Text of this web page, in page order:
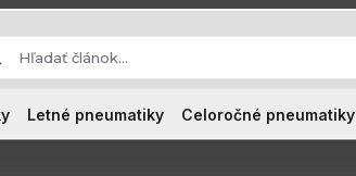
Letné pneumatiky Celoročné pneumatiky